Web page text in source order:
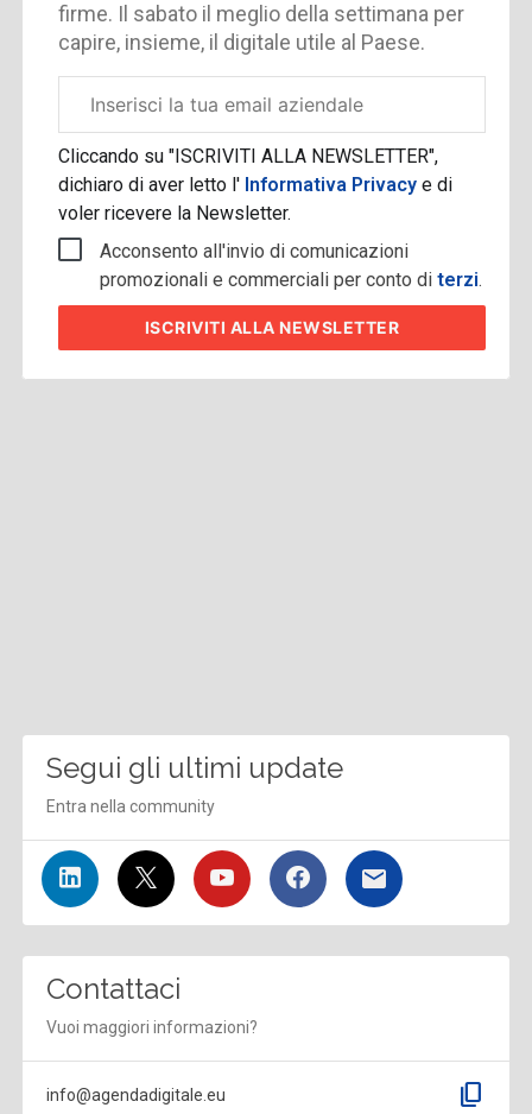
firme. Il sabato il meglio della settimana per
capire, insieme, il digitale utile al Paese.
aziendale
Cliccando su "ISCRIVITI ALLA NEWSLETTER",
dichiaro di aver letto l' Informativa Privacye di
voler ricevere la Newsletter.
Acconsento all'invio di comunicazioni
promozionali e commerciali per conto diterzi.
ISCRIVITI ALLA NEWSLETTER
Segui gli ultimi update
Entra nella community
Contattaci
Vuoi maggiori informazioni?
info@agendadigitale.eu content_copy